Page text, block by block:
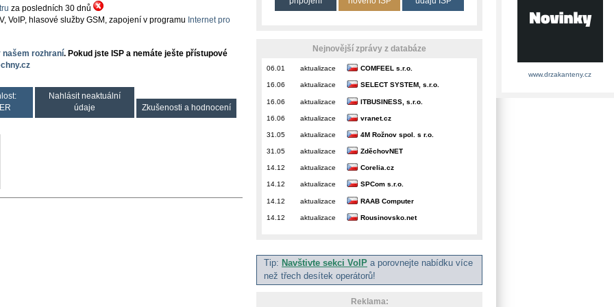
za posledních 30 dnů
VoIP, hlasové služby GSM, zapojení v programu Internet pro
našem rozhraní. Pokud jste ISP a nemáte ješte přístupové
Nahlásit neaktuální
údaje
Zkušenosti a hodnocení
Nejnovější zprávy z databáze
06.01 aktualizace COMFEEL s.r.o.
16.06 aktualizace SELECT SYSTEM, s.r.o.
16.06 aktualizace ITBUSINESS, s.r.o.
16.06 aktualizace vranet.cz
31.05 aktualizace 4M Rožnov spol. s r.o.
31.05 aktualizace ZděchovNET
14.12 aktualizace Corelia.cz
14.12 aktualizace SPCom s.r.o.
14.12 aktualizace RAAB Computer
14.12 aktualizace Rousinovsko.net
Tip: Navštivte sekci VoIP a porovnejte nabídku více
než třech desítek operátorů!
Reklama:
www.drzakanteny.cz